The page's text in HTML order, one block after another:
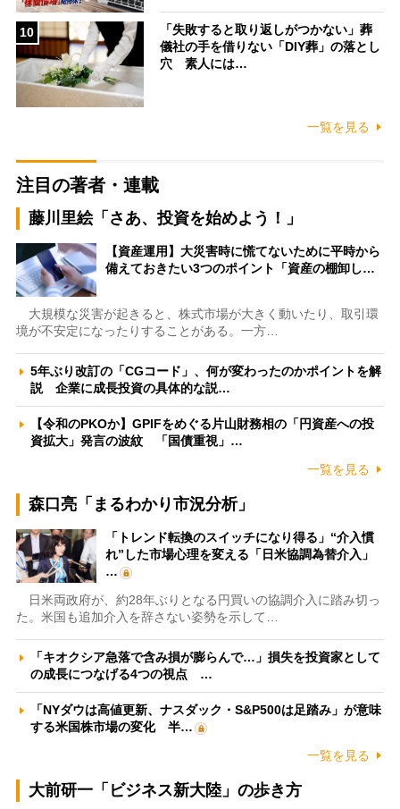
10
「失敗すると取り返しがつかない」葬
儀社の手を借りない「DIY葬」の落とし
穴 素人には…
一覧を見る
注目の著者・連載
藤川里絵「さあ、投資を始めよう！」
【資産運用】大災害時に慌てないために平時から
備えておきたい3つのポイント「資産の棚卸し…
大規模な災害が起きると、株式市場が大きく動いたり、取引環
境が不安定になったりすることがある。一方…
5年ぶり改訂の「CGコード」、何が変わったのかポイントを解
説 企業に成長投資の具体的な説…
【令和のPKOか】GPIFをめぐる片山財務相の「円資産への投
資拡大」発言の波紋 「国債重視」…
一覧を見る
森口亮「まるわかり市況分析」
「トレンド転換のスイッチになり得る」“介入慣
れ”した市場心理を変える「日米協調為替介入」
…
日米両政府が、約28年ぶりとなる円買いの協調介入に踏み切っ
た。米国も追加介入を辞さない姿勢を示して…
「キオクシア急落で含み損が膨らんで…」損失を投資家として
の成長につなげる4つの視点 …
「NYダウは高値更新、ナスダック・S&P500は足踏み」が意味
する米国株市場の変化 半…
一覧を見る
大前研一「ビジネス新大陸」の歩き方